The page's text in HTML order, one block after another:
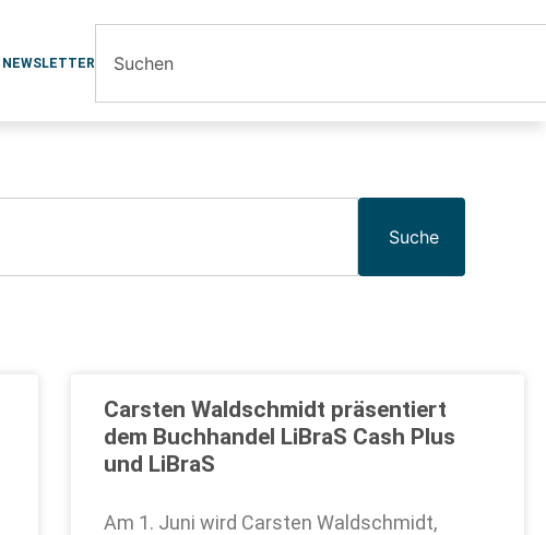
NEWSLETTER
Suche
Carsten Waldschmidt präsentiert
dem Buchhandel LiBraS Cash Plus
und LiBraS
Am 1. Juni wird Carsten Waldschmidt,